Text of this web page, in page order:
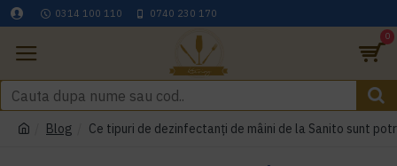
0314 100 110 0740 230 170
0
Blog Ce tipuri de dezinfectanți de mâini de la Sanito sunt